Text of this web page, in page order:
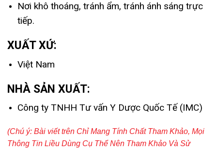
Nơi khô thoáng, tránh ẩm, tránh ánh sáng trực
tiếp.
XUẤT XỨ:
Việt Nam
NHÀ SẢN XUẤT:
Công ty TNHH Tư vấn Y Dược Quốc Tế (IMC)
(Chú ý: Bài viết trên Chỉ Mang Tính Chất Tham Khảo, Mọi
Thông Tin Liều Dùng Cụ Thể Nên Tham Khảo Và Sử